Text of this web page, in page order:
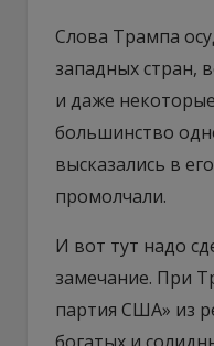
Слова Трампа
западных стран,
и даже
большинство
высказались в
промолчали.
И вот тут надо
замечание. При
партия США» из
богатых и